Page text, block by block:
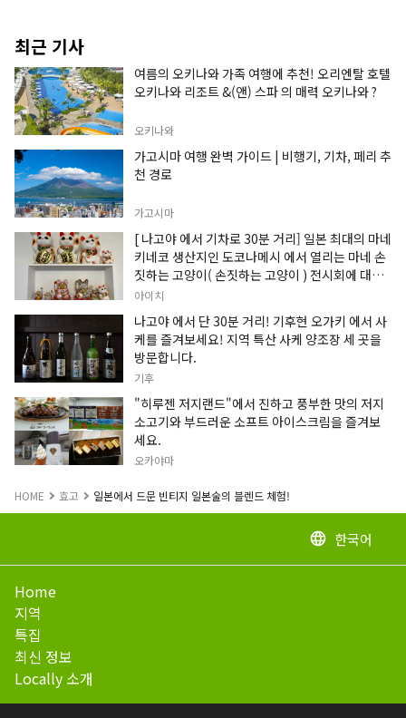
최근 기사
여름의 오키나와 가족 여행에 추천! 오리엔탈 호텔
오키나와 리조트 &(앤) 스파 의 매력 오키나와 ?
오키나와
가고시마 여행 완벽 가이드 | 비행기, 기차, 페리 추
천 경로
가고시마
[ 나고야 에서 기차로 30분 거리] 일본 최대의 마네
키네코 생산지인 도코나메시 에서 열리는 마네 손
짓하는 고양이( 손짓하는 고양이 ) 전시회에 대한
정보입니다.
아이치
나고야 에서 단 30분 거리! 기후현 오가키 에서 사
케를 즐겨보세요! 지역 특산 사케 양조장 세 곳을
방문합니다.
기후
"히루젠 저지랜드"에서 진하고 풍부한 맛의 저지
소고기와 부드러운 소프트 아이스크림을 즐겨보
세요.
오카야마
HOME 효고 일본에서 드문 빈티지 일본술의 블렌드 체험!
language 한국어
Home
지역
특집
최신 정보
Locally 소개